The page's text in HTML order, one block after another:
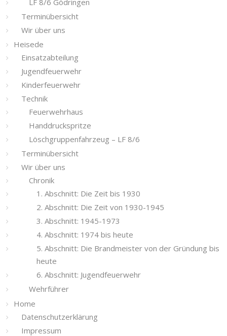
LF 8/6 Gödringen
Terminübersicht
Wir über uns
Heisede
Einsatzabteilung
Jugendfeuerwehr
Kinderfeuerwehr
Technik
Feuerwehrhaus
Handdruckspritze
Löschgruppenfahrzeug – LF 8/6
Terminübersicht
Wir über uns
Chronik
1. Abschnitt: Die Zeit bis 1930
2. Abschnitt: Die Zeit von 1930-1945
3. Abschnitt: 1945-1973
4. Abschnitt: 1974 bis heute
5. Abschnitt: Die Brandmeister von der Gründung bis
heute
6. Abschnitt: Jugendfeuerwehr
Wehrführer
Home
Datenschutzerklärung
Impressum